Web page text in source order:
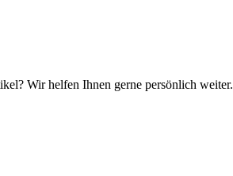
Wir helfen Ihnen gerne persönlich weiter.